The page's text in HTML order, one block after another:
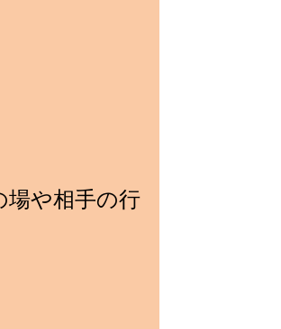
場や相手の行